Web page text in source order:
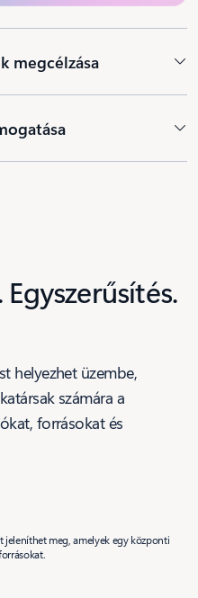
megcélzása
helyezhet üzembe,
számára a
forrásokat és
meg, amelyek egy központi